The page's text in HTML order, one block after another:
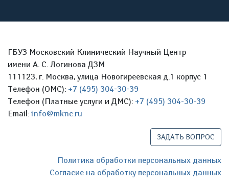
ГБУЗ Московский Клинический Научный Центр
имени А. С. Логинова ДЗМ
111123, г. Москва, улица Новогиреевская д.1 корпус 1
Телефон (ОМС): +7 (495) 304-30-39
Телефон (Платные услуги и ДМС): +7 (495) 304-30-39
Email: info@mknc.ru
ЗАДАТЬ ВОПРОС
Политика обработки персональных данных
Согласие на обработку персональных данных